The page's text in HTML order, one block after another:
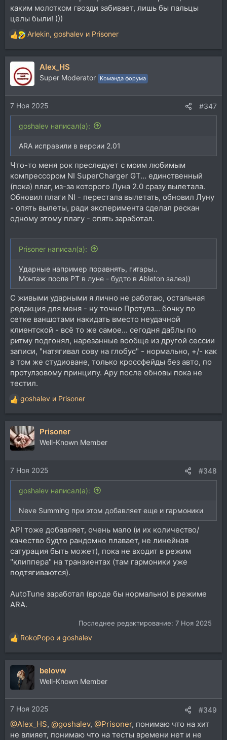
каким молотком гвозди забивает, лишь бы пальцы
целы были! )))
Р
е
а
ц
и
и
:
Arlekin, goshalev и Prisoner
Alex_HS
Super Moderator Команда форума
7 Ноя 2025 #347
goshalev написал(а):
ARA исправили в версии 2.01
Что-то меня рок преследует с моим любимым
компрессором NI SuperCharger GT... единственный
(пока) плаг, из-за которого Луна 2.0 сразу вылетала.
Обновил плаги NI - перестала вылетать, обновил Луну
- опять вылеты, ради эксперимента сделал рескан
одному этому плагу - опять заработал.
Prisoner написал(а):
Ударные например поравнять, гитары..
Монтаж после PT в луне - будто в Ableton залез))
С живыми ударными я лично не работаю, остальная
редакция для меня - ну точно Протулз... бочку по
сетке ваншотами накидать вместо неудачной
клиентской - всё то же самое... сегодня даблы по
ритму подгонял, нарезанные вообще из другой сессии
записи, "натягивал сову на глобус" - нормально, +/- как
в том же студиоване, только кроссфейды без авто, по
протулзовому принципу. Ару после обновы пока не
тестил.
Р
е
а
к
ц
и
и
:
goshalev и Prisoner
Prisoner
Well-Known Member
7 Ноя 2025 #348
goshalev написал(а):
Neve Summing при этом добавляет еще и гармоники
API тоже добавляет, очень мало (и их количество/
качество будто рандомно плавает, не линейная
сатурация быть может), пока не входит в режим
"клиппера" на транзиентах (там гармоники уже
подтягиваются).
AutoTune заработал (вроде бы нормально) в режиме
ARA.
Последнее редактирование: 7 Ноя 2025
Р
е
а
и
и
:
RokoPopo и goshalev
belovw
Well-Known Member
7 Ноя 2025 #349
@Alex_HS, @goshalev, @Prisoner, понимаю что на хит
не влияет, понимаю что на тесты времени нет и не